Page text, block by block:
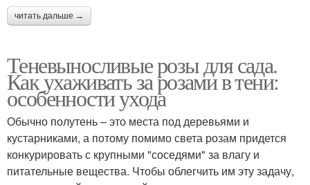
читать дальше →
Теневыносливые розы для сада.
Как ухаживать за розами в тени:
особенности ухода
Обычно полутень – это места под деревьями и
кустарниками, а потому помимо света розам придется
конкурировать с крупными "соседями" за влагу и
питательные вещества. Чтобы облегчить им эту задачу,